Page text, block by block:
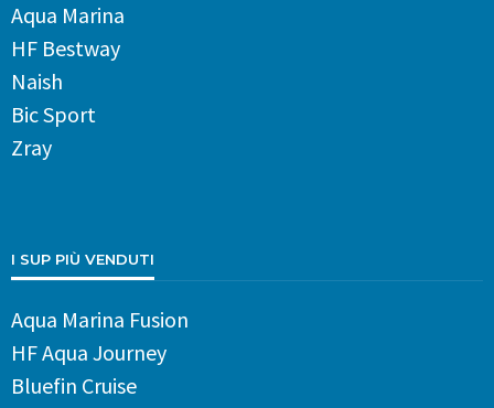
Aqua Marina
HF Bestway
Naish
Bic Sport
Zray
I SUP PIÙ VENDUTI
Aqua Marina Fusion
HF Aqua Journey
Bluefin Cruise